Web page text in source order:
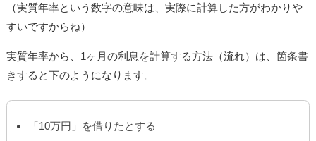
（実質年率という数字の意味は、実際に計算した方がわかりや
すいですからね）
実質年率から、1ヶ月の利息を計算する方法（流れ）は、箇条書
きすると下のようになります。
「10万円」を借りたとする